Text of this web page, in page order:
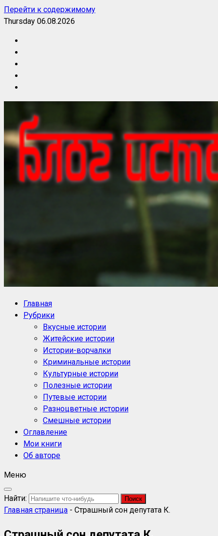
Перейти к содержимому
Thursday 06.08.2026
Блог историй NoorySan
Главная
Рубрики
Вкусные истории
Житейские истории
Истории-ворчалки
Криминальные истории
Культурные истории
Полезные истории
Путевые истории
Разноцветные истории
Смешные истории
Оглавление
Мои книги
Об авторе
Меню
Найти:
Главная страница - Страшный сон депутата К.